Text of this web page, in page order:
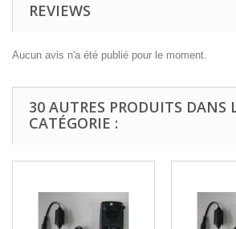
REVIEWS
Aucun avis n'a été publié pour le moment.
30 AUTRES PRODUITS DANS
CATÉGORIE :